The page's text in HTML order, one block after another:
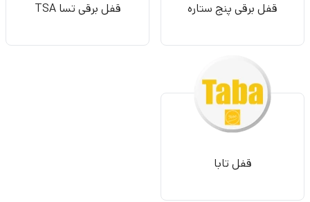
قفل برقی پنج ستاره قفل برقی تسا TSA
قفل تابا